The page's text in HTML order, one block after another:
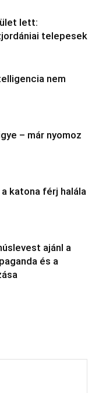
lett:
telepesek
nem
– már nyomoz
katona férj halála
ajánl a
és a